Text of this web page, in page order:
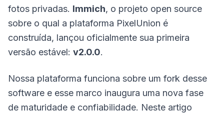
fotos privadas. Immich, o projeto open source
sobre o qual a plataforma PixelUnion é
construída, lançou oficialmente sua primeira
versão estável: v2.0.0.
Nossa plataforma funciona sobre um fork desse
software e esse marco inaugura uma nova fase
de maturidade e confiabilidade. Neste artigo